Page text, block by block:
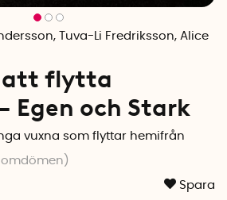
Tuva-Li Fredriksson, Alice
att flytta
Egen och Stark
vuxna som flyttar hemifrån
)
Spara